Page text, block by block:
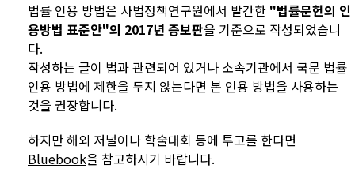
법률 인용 방법은 사법정책연구원에서 발간한 "법률문헌의 인
용방법 표준안"의 2017년 증보판을 기준으로 작성되었습니
다.
작성하는 글이 법과 관련되어 있거나 소속기관에서 국문 법률
인용 방법에 제한을 두지 않는다면 본 인용 방법을 사용하는
것을 권장합니다.
하지만 해외 저널이나 학술대회 등에 투고를 한다면
Bluebook을 참고하시기 바랍니다.